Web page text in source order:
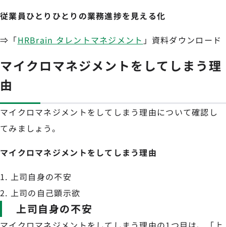
従業員ひとりひとりの業務進捗を見える化
⇒「HRBrain タレントマネジメント 」資料ダウンロード
マイクロマネジメントをしてしまう理
由
マイクロマネジメントをしてしまう理由について確認し
てみましょう。
マイクロマネジメントをしてしまう理由
上司自身の不安
上司の自己顕示欲
上司自身の不安